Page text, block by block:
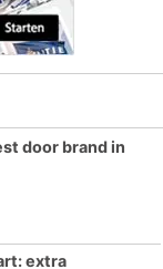
door brand in
extra